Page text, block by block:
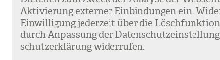
Akti­vie­rung exter­ner Ein­bin­dun­gen ein.
Ein­wil­li­gung jeder­zeit über die
durch Anpas­sung der
schutz­er­klä­rung wider­ru­fen.